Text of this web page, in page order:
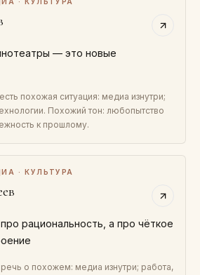
— это новые
похожая ситуация: медиа изнутри;
Похожий тон: любопытство
к прошлому.
· КУЛЬТУРА
рациональность, а про чёткое
о похожем: медиа изнутри; работа,